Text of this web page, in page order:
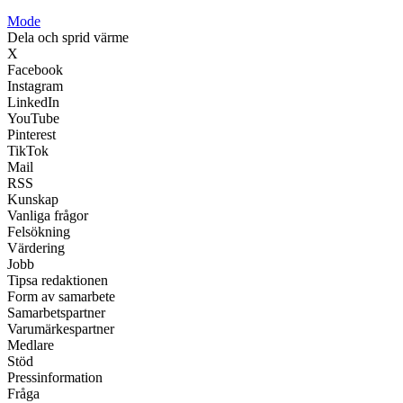
Mode
Dela och sprid värme
X
Facebook
Instagram
LinkedIn
YouTube
Pinterest
TikTok
Mail
RSS
Kunskap
Vanliga frågor
Felsökning
Värdering
Jobb
Tipsa redaktionen
Form av samarbete
Samarbetspartner
Varumärkespartner
Medlare
Stöd
Pressinformation
Fråga